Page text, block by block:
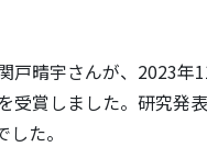
戸晴宇さんが、2023
受賞しました。研
た。